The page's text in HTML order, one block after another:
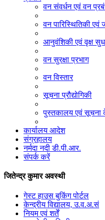
वन संवर्धन एवं वन
वन पारिस्थितिकी एवं
आनुवंशिकी एवं वृक्ष
वन सुरक्षा प्रभाग
वन विस्तार
सूचना प्रौद्योगिकी
पुस्तकालय एवं सूचना
कार्यालय आदेश
संग्रहालय
नर्मदा नदी डी.पी.आर.
संपर्क करें
जितेन्द्र कुमार अवस्थी
गेस्ट हाउस बुकिंग पोर्टल
केन्द्रीय विद्यालय, उ.व.अ.सं
नियम एवं शर्तें